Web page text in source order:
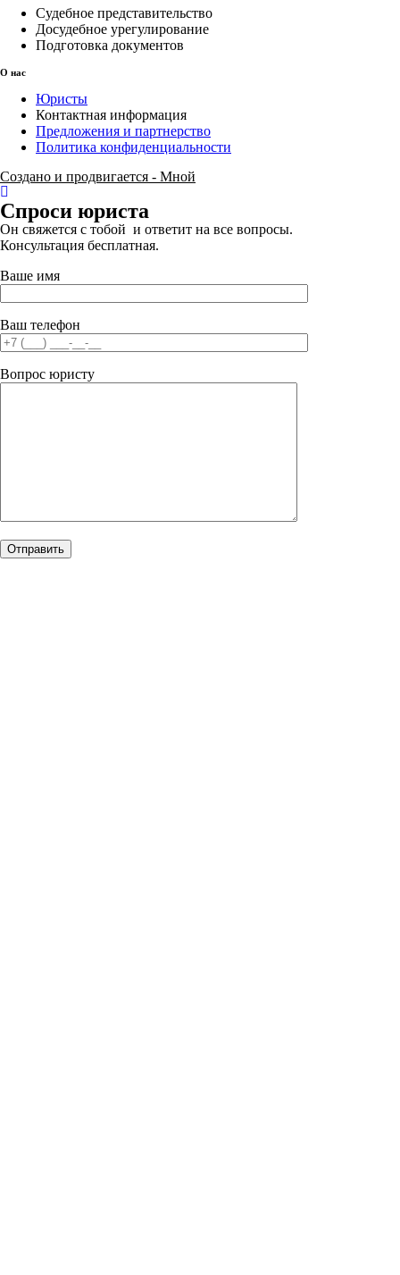
Судебное представительство
Досудебное урегулирование
Подготовка документов
О нас
Юристы
Контактная информация
Предложения и партнерство
Политика конфиденциальности
Создано и продвигается - Мной
Спроси юриста
Он свяжется с тобой и ответит на все вопросы.
Консультация бесплатная.
Ваше имя
Ваш телефон
Вопрос юристу